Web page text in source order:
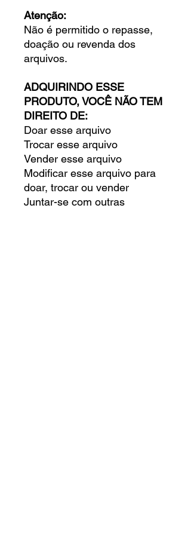
Atenção:
Não é permitido o repasse,
doação ou revenda dos
arquivos.
ADQUIRINDO ESSE
PRODUTO, VOCÊ NÃO TEM
DIREITO DE:
Doar esse arquivo
Trocar esse arquivo
Vender esse arquivo
Modificar esse arquivo para
doar, trocar ou vender
Juntar-se com outras